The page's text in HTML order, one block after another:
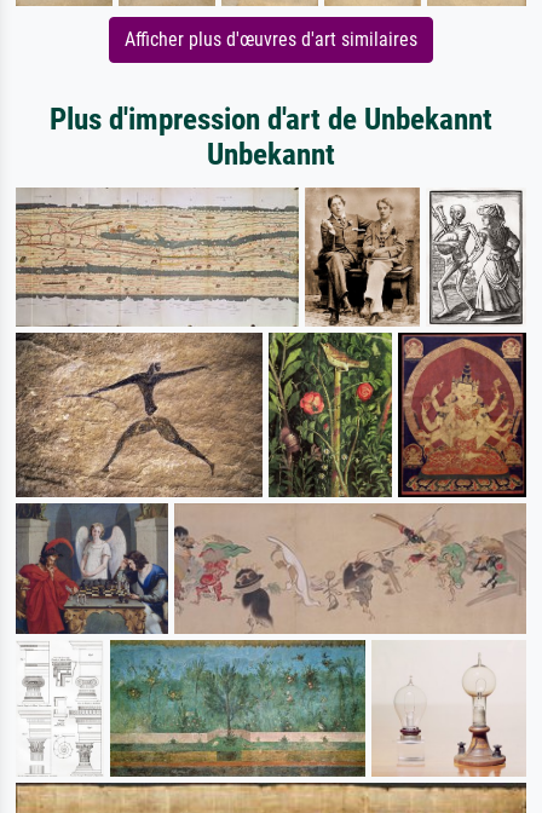
Afficher plus d'œuvres d'art similaires
Plus d'impression d'art de Unbekannt
Unbekannt